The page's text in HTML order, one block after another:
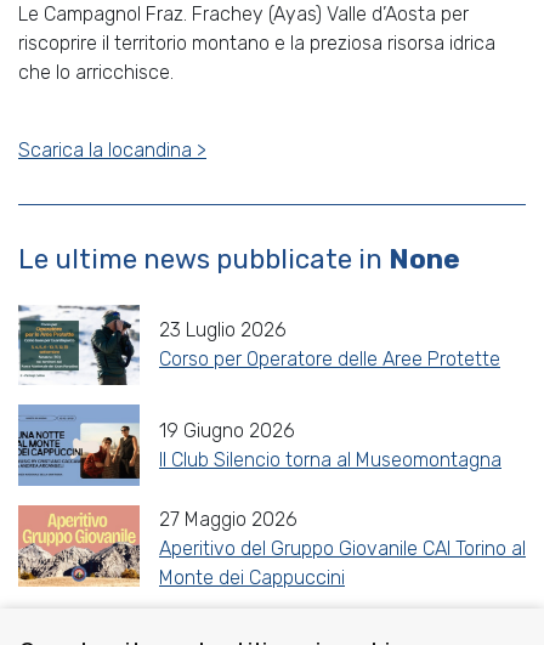
Le Campagnol Fraz. Frachey (Ayas) Valle d’Aosta per
riscoprire il territorio montano e la preziosa risorsa idrica
che lo arricchisce.
Scarica la locandina >
Le ultime news pubblicate in None
23 Luglio 2026
Corso per Operatore delle Aree Protette
19 Giugno 2026
Il Club Silencio torna al Museomontagna
27 Maggio 2026
Aperitivo del Gruppo Giovanile CAI Torino al
Monte dei Cappuccini